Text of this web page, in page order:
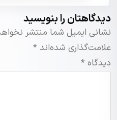
دیدگاهتان را بنویسید
نشانی ایمیل شما منتشر
علامت‌گذاری شده‌اند *
دیدگاه *